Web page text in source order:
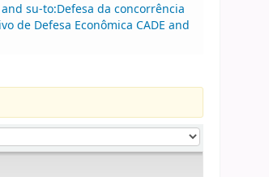
su-to:Defesa da concorrência
de Defesa Econômica CADE and